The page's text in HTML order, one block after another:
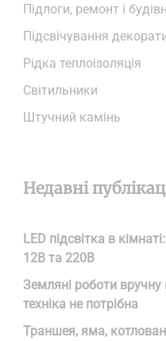
Підлоги, ремонт і
Підсвічування
Рідка теплоізоляція
Світильники
Штучний камінь
Недавні
LED підсвітка в
12В та 220В
Земляні роботи вручну
техніка не потрібна
Траншея, яма,